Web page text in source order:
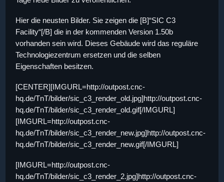
Hier die neusten Bilder. Sie zeigen die [B]“SIC C3
Facility“[/B] die in der kommenden Version 1.50b
vorhanden sein wird. Dieses Gebäude wird das reguläre
Technologiezentrum ersetzen und die selben
Eigenschaften besitzen.
[CENTER][IMGURL=http://outpost.cnc-
hq.de/TnT/bilder/sic_c3_render_old.jpg]http://outpost.cnc-
hq.de/TnT/bilder/sic_c3_render_old.gif[/IMGURL]
[IMGURL=http://outpost.cnc-
hq.de/TnT/bilder/sic_c3_render_new.jpg]http://outpost.cnc-
hq.de/TnT/bilder/sic_c3_render_new.gif[/IMGURL]
[IMGURL=http://outpost.cnc-
hq.de/TnT/bilder/sic_c3_render_2.jpg]http://outpost.cnc-